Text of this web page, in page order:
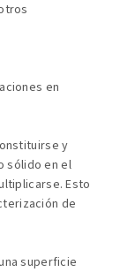
en
y
sólido en el
Esto
de
superficie